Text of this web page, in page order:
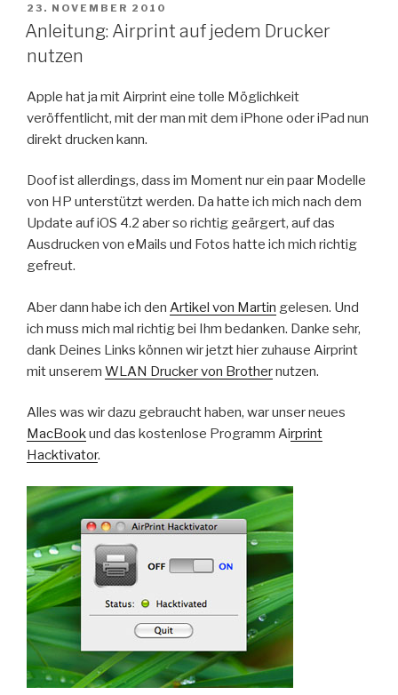
VERÖFFENTLICHT
AM
23. NOVEMBER 2010
Anleitung: Airprint auf jedem Drucker
nutzen
Apple hat ja mit Airprint eine tolle Möglichkeit
veröffentlicht, mit der man mit dem iPhone oder iPad nun
direkt drucken kann.
Doof ist allerdings, dass im Moment nur ein paar Modelle
von HP unterstützt werden. Da hatte ich mich nach dem
Update auf iOS 4.2 aber so richtig geärgert, auf das
Ausdrucken von eMails und Fotos hatte ich mich richtig
gefreut.
Aber dann habe ich den Artikel von Martin gelesen. Und
ich muss mich mal richtig bei Ihm bedanken. Danke sehr,
dank Deines Links können wir jetzt hier zuhause Airprint
mit unserem WLAN Drucker von Brothernutzen.
Alles was wir dazu gebraucht haben, war unser neues
MacBookund das kostenlose Programm Airprint
Hacktivator.